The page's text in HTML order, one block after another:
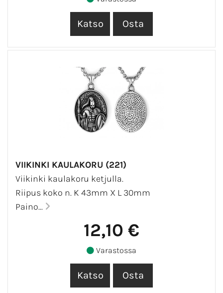
VIIKINKI KAULAKORU (221)
Viikinki kaulakoru ketjulla.
Riipus koko n. K 43mm X L 30mm
Paino...
12,10 €
Varastossa